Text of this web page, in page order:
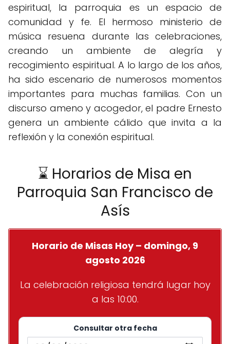
espiritual, la parroquia es un espacio de
comunidad y fe. El hermoso ministerio de
música resuena durante las celebraciones,
creando un ambiente de alegría y
recogimiento espiritual. A lo largo de los años,
ha sido escenario de numerosos momentos
importantes para muchas familias. Con un
discurso ameno y acogedor, el padre Ernesto
genera un ambiente cálido que invita a la
reflexión y la conexión espiritual.
⌛ Horarios de Misa en
Parroquia San Francisco de
Asís
Horario de Misas Hoy – domingo, 9
agosto 2026
La celebración religiosa tendrá lugar hoy
a las 10:00.
Consultar otra fecha